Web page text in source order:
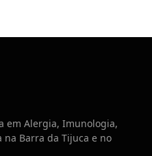
em Alergia, Imunologia,
na Barra da Tijuca e no